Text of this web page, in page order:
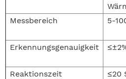
Messbereich
5-
Erkennungsgenauigkeit
Reaktionszeit ≤20